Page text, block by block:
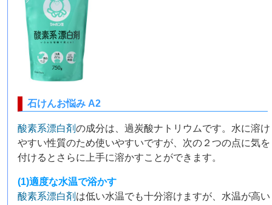
石けんお悩み A2
酸素系漂白剤の成分は、過炭酸ナトリウムです。水に溶け
やすい性質のため使いやすいですが、次の２つの点に気を
付けるとさらに上手に溶かすことができます。
(1)適度な水温で浴かす
酸素系漂白剤 は低い水温でも十分溶けますが、水温が高い